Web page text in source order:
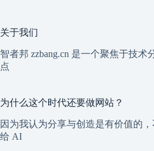
关于我们
智者邦 zzbang.cn 是一个聚焦于技术
点
为什么这个时代还要做网站？
因为我认为分享与创造是有价值的
给 AI